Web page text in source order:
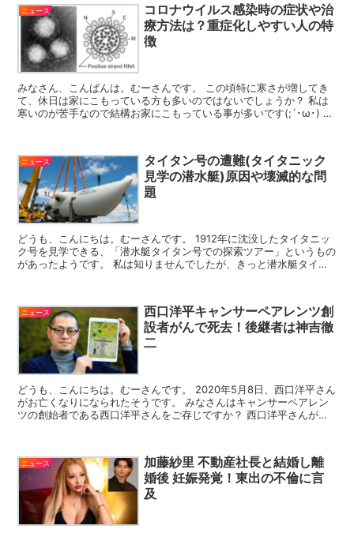
ニュース
コロナウイルス感染時の症状や治
療方法は？重症化しやすい人の特
徴
みなさん、こんばんは。むーさんです。 この頃特に寒さが増してき
て、休日は家にこもっている方も多いのではないでしょうか？ 私は
寒いのが苦手なので結構お家にこもっている事が多いです(;´･ω･) イ
ニュース
タイタン号の遭難(タイタニック
見学の潜水艇)原因や壊滅的な問
題
どうも、こんにちは。むーさんです。 1912年に沈没したタイタニッ
ク号を見学できる、「潜水艇タイタン号での探索ツアー」というもの
があったようです。 私は知りませんでしたが、きっと潜水艇タイタ
ニュース
西口洋平キャンサーペアレンツ創
設者がんで死去！後継者は神吉徹
二
どうも、こんにちは。むーさんです。 2020年5月8日、西口洋平さん
がお亡くなりになられたそうです。 みなさんはキャンサーペアレン
ツの創始者である西口洋平さんをご存じですか？ 西口洋平さんが一
ニュース
加藤紗里 不動産社長と結婚し離
婚後 妊娠発覚！東出の不倫に言
及